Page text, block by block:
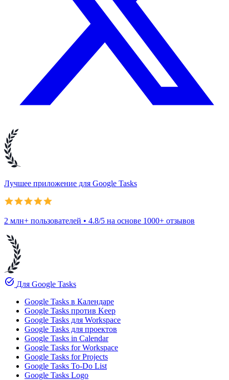
Лучшее приложение для Google Tasks
2 млн+ пользователей • 4.8/5 на основе 1000+ отзывов
task_alt Для Google Tasks
Google Tasks в Календаре
Google Tasks против Keep
Google Tasks для Workspace
Google Tasks для проектов
Google Tasks in Calendar
Google Tasks for Workspace
Google Tasks for Projects
Google Tasks To-Do List
Google Tasks Logo